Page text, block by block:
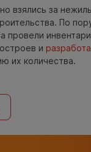
взялись за
По
провели
и
их количества.